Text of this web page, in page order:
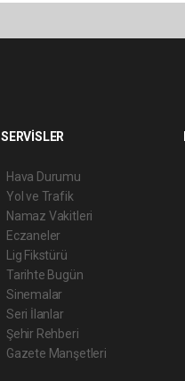
SERVİSLER
Hava Durumu
Yol ve Trafik
Namaz Vakitleri
Eczaneler
Lig Fikstürü
Tarihte Bugün
Sinemalar
Seri İlanlar
Şehir Rehberi
Gazete Manşetleri